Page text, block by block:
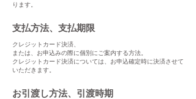
ります。
支払方法、支払期限
クレジットカード決済、
または、お申込みの際に個別にご案内する方法。
クレジットカード決済については、お申込確定時に決済させて
いただきます。
お引渡し方法、引渡時期